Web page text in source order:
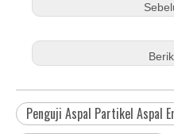
Penguji Aspal Partikel Aspal